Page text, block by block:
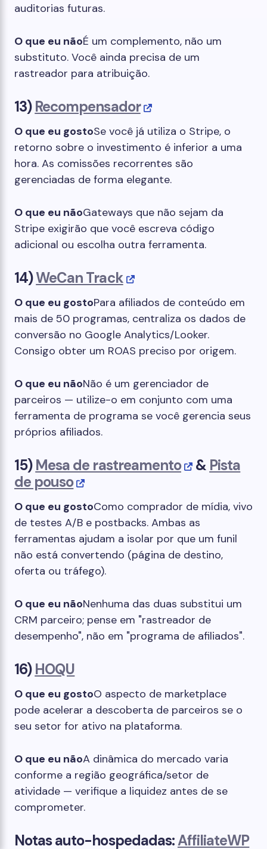
auditorias futuras.
O que eu nãoÉ um complemento, não um
substituto. Você ainda precisa de um
rastreador para atribuição.
13)Recompensador
O que eu gostoSe você já utiliza o Stripe, o
retorno sobre o investimento é inferior a uma
hora. As comissões recorrentes são
gerenciadas de forma elegante.
O que eu nãoGateways que não sejam da
Stripe exigirão que você escreva código
adicional ou escolha outra ferramenta.
14)WeCan Track
O que eu gostoPara afiliados de conteúdo em
mais de 50 programas, centraliza os dados de
conversão no Google Analytics/Looker.
Consigo obter um ROAS preciso por origem.
O que eu nãoNão é um gerenciador de
parceiros — utilize-o em conjunto com uma
ferramenta de programa se você gerencia seus
próprios afiliados.
15)Mesa de rastreamento & Pista
de pouso
O que eu gostoComo comprador de mídia, vivo
de testes A/B e postbacks. Ambas as
ferramentas ajudam a isolar por que um funil
não está convertendo (página de destino,
oferta ou tráfego).
O que eu nãoNenhuma das duas substitui um
CRM parceiro; pense em "rastreador de
desempenho", não em "programa de afiliados".
16)HOQU
O que eu gostoO aspecto de marketplace
pode acelerar a descoberta de parceiros se o
seu setor for ativo na plataforma.
O que eu nãoA dinâmica do mercado varia
conforme a região geográfica/setor de
atividade — verifique a liquidez antes de se
comprometer.
Notas auto-hospedadas:AffiliateWP